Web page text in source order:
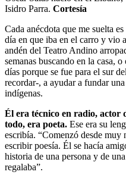
Isidro Parra. Cortesía
Cada anécdota que me suelta
día en que iba en el carro y vio
andén del Teatro Andino
semanas buscando en la casa,
días porque se fue para el sur
recordar-, a ayudar a fundar
indígenas.
Él era técnico en radio, actor
todo, era poeta. Ese era su
escribía. “Comenzó desde muy
escribir poesía. Él se hacía
historia de una persona y de
regalaba”.